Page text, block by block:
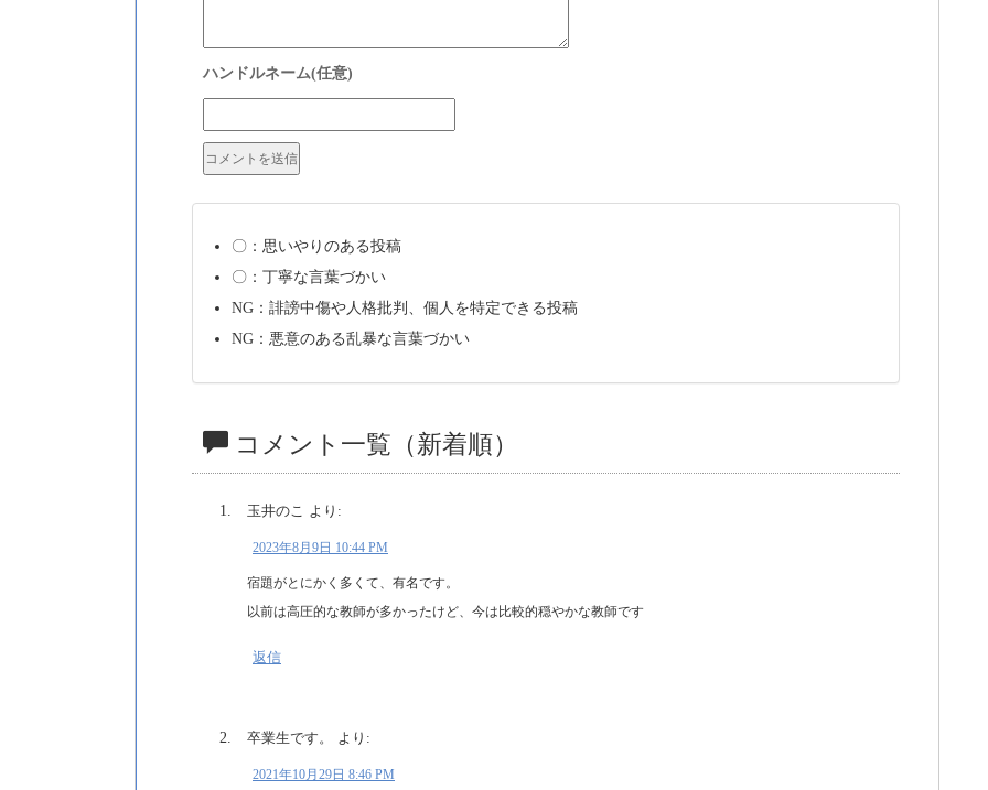
〇：思いやりのある投稿
〇：丁寧な言葉づかい
NG：誹謗中傷や人格批判、個人を特定できる投稿
NG：悪意のある乱暴な言葉づかい
コメント一覧（新着順）
玉井のこ より:
2023年8月9日 10:44 PM
宿題がとにかく多くて、有名です。
以前は高圧的な教師が多かったけど、今は比較的穏やかな教師です
返信
卒業生です。 より:
2021年10月29日 8:46 PM